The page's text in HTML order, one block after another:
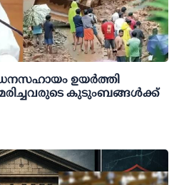
ഉയര്‍ത്തി
കുടുംബങ്ങള്‍ക്ക്